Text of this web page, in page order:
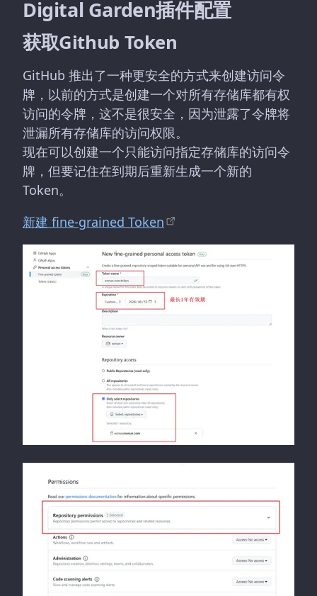
Digital Garden插件配置
获取Github Token
GitHub 推出了一种更安全的方式来创建访问令
牌，以前的方式是创建一个对所有存储库都有权
访问的令牌，这不是很安全，因为泄露了令牌将
泄漏所有存储库的访问权限。
现在可以创建一个只能访问指定存储库的访问令
牌，但要记住在到期后重新生成一个新的
Token。
新建 fine-grained Token